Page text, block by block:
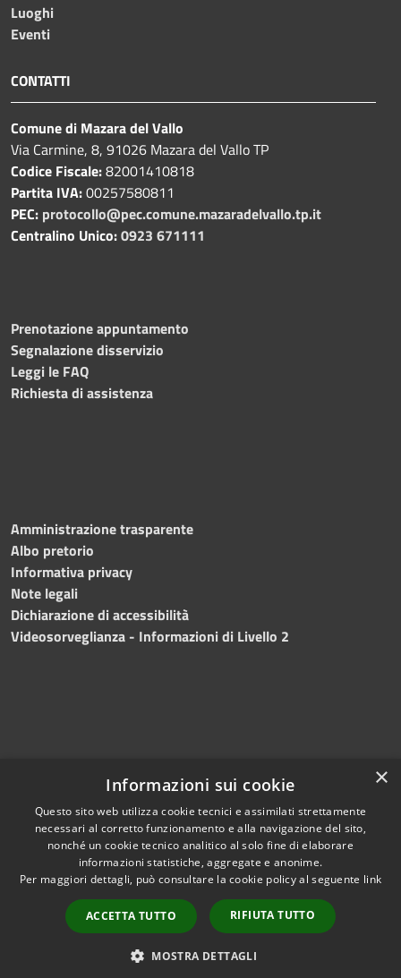
Luoghi
Eventi
CONTATTI
Comune di Mazara del Vallo
Via Carmine, 8, 91026 Mazara del Vallo TP
Codice Fiscale:82001410818
Partita IVA:00257580811
PEC: protocollo@pec.comune.mazaradelvallo.tp.it
Centralino Unico:0923 671111
Prenotazione appuntamento
Segnalazione disservizio
Leggi le FAQ
Richiesta di assistenza
Amministrazione trasparente
Albo pretorio
Informativa privacy
Note legali
Dichiarazione di accessibilità
Videosorveglianza - Informazioni di Livello 2
Accessibilità
Privacy
Mappa del sito
Fatturazione Elettronica
Copyright © 2024 •
Comune di Mazara del
Vallo• Powered
byMunicipium• Redazione
×
Informazioni sui cookie
Questo sito web utilizza cookie tecnici e assimilati strettamente
necessari al corretto funzionamento e alla navigazione del sito,
nonché un cookie tecnico analitico al solo fine di elaborare
informazioni statistiche, aggregate e anonime.
Per maggiori dettagli, può consultare la cookie policy al seguente link
ACCETTA TUTTO RIFIUTA TUTTO
MOSTRA DETTAGLI